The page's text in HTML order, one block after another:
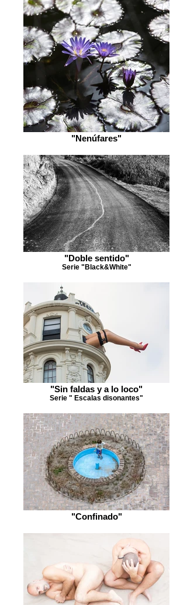
"Nenúfares"
"Doble sentido"
Serie "Black&White"
"Sin faldas y a lo loco"
Serie " Escalas disonantes"
"Confinado"